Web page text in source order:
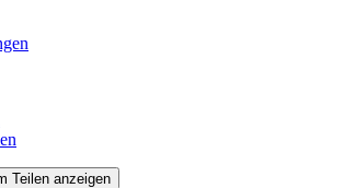
Teilen anzeigen